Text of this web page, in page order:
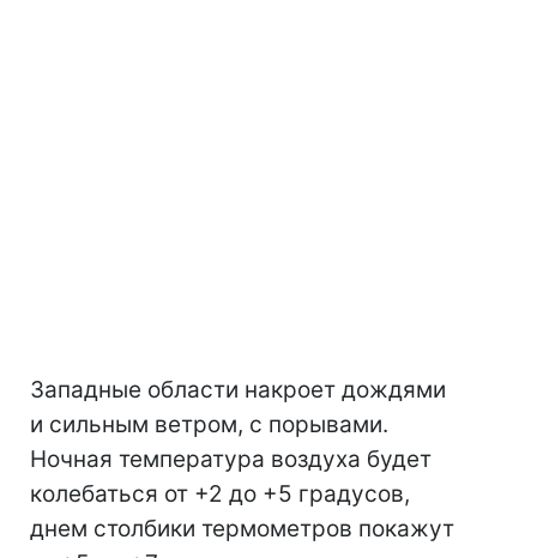
Западные области накроет дождями
и сильным ветром, с порывами.
Ночная температура воздуха будет
колебаться от +2 до +5 градусов,
днем столбики термометров покажут